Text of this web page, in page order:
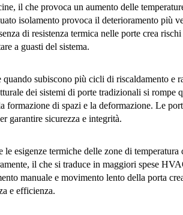
il che provoca un aumento delle
isolamento provoca il deterioramento più
di resistenza termica nelle porte crea
a guasti del sistema.
subiscono più cicli di riscaldamento e
dei sistemi di porte tradizionali si rompe
formazione di spazi e la deformazione. Le
garantire sicurezza e integrità.
esigenze termiche delle zone di
il che si traduce in maggiori spese
manuale e movimento lento della porta
e efficienza.